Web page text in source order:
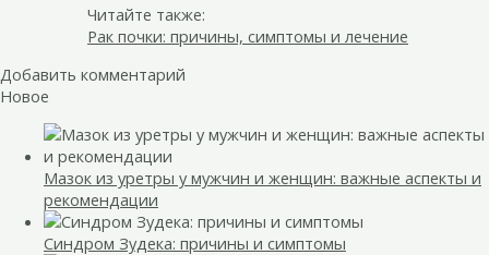
Читайте также:
Рак почки: причины, симптомы и лечение
Добавить комментарий
Новое
Мазок из уретры у мужчин и женщин: важные аспекты и
рекомендации
Синдром Зудека: причины и симптомы